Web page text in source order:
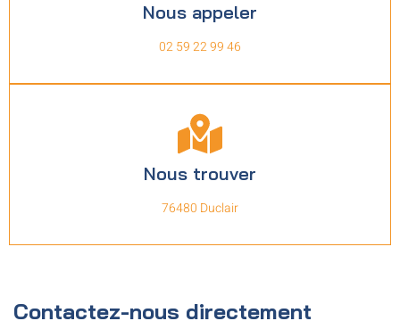
Nous appeler
02 59 22 99 46
Nous trouver
76480 Duclair
Contactez-nous directement